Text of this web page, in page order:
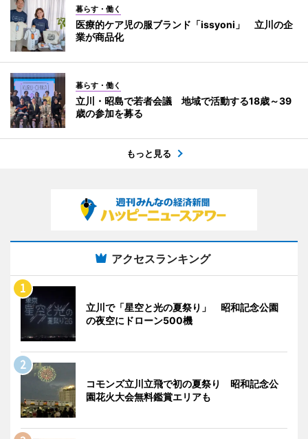
暮らす・働く
医療的ケア児の服ブランド「issyoni」 立川の企
業が商品化
暮らす・働く
立川・昭島で若者会議 地域で活動する18歳～39
歳の参加を募る
もっと見る
アクセスランキング
立川で「星空と光の夏祭り」 昭和記念公園
の夜空にドローン500機
コモンズ立川立飛で初の夏祭り 昭和記念公
園花火大会無料鑑賞エリアも